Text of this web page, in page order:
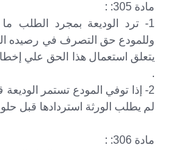
مادة 305: :
1- ترد الوديعة بمجرد الطلب
وللمودع حق التصرف في رصيده
يتعلق استعمال هذا الحق علي
.
2- إذا توفي المودع تستمر
لم يطلب الورثة استردادها قبل
مادة 306: :